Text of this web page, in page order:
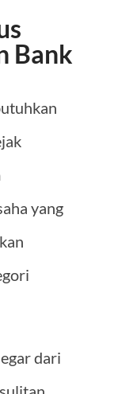
Bank
yang
dari